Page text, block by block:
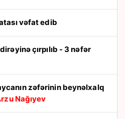
vəfat edib
Nağıyev